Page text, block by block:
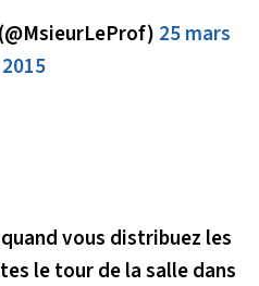
25 mars
2015
vous distribuez les
le tour de la salle dans